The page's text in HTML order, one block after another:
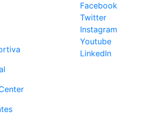
Facebook
Twitter
Instagram
Youtube
LinkedIn